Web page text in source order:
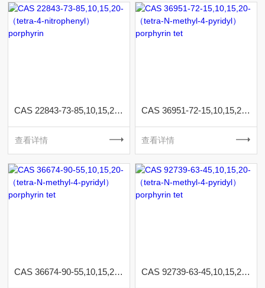
CAS 22843-73-85,10,15,20-（tetra-4-nitrophenyl）porphyrin
查看详情
CAS 36951-72-15,10,15,20-（tetra-N-methyl-4-pyridyl）porphyrin tet
查看详情
CAS 36674-90-55,10,15,20-（tetra-N-methyl-4-pyridyl）porphyrin tet CAS 92739-63-45,10,15,20-（tetra-N-methyl-4-pyridyl）porphyrin tet